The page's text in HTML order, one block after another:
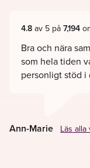
4.8 av 5 på 7,194
Bra och nära
som hela tiden
personligt stöd i
Ann-Marie Läs